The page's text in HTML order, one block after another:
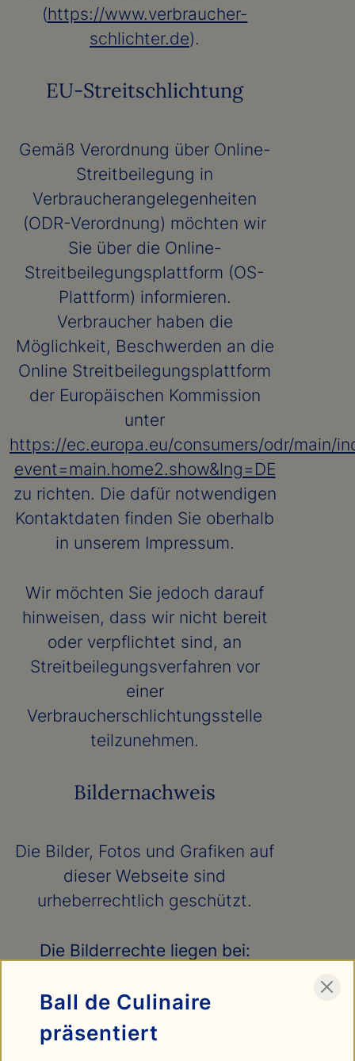
(https://www.verbraucher-
schlichter.de).
EU-Streitschlichtung
Gemäß Verordnung über Online-
Streitbeilegung in
Verbraucherangelegenheiten
(ODR-Verordnung) möchten wir
Sie über die Online-
Streitbeilegungsplattform (OS-
Plattform) informieren.
Verbraucher haben die
Möglichkeit, Beschwerden an die
Online Streitbeilegungsplattform
der Europäischen Kommission
unter
https://ec.europa.eu/consumers/odr/main/
event=main.home2.show&lng=DE
zu richten. Die dafür notwendigen
Kontaktdaten finden Sie oberhalb
in unserem Impressum.
Wir möchten Sie jedoch darauf
hinweisen, dass wir nicht bereit
oder verpflichtet sind, an
Streitbeilegungsverfahren vor
einer
Verbraucherschlichtungsstelle
teilzunehmen.
Bildernachweis
Die Bilder, Fotos und Grafiken auf
dieser Webseite sind
urheberrechtlich geschützt.
Die Bilderrechte liegen bei:
Tim Hard x Thomy Roecklin Digital
Jan Bräuer
Ball de Culinaire
präsentiert